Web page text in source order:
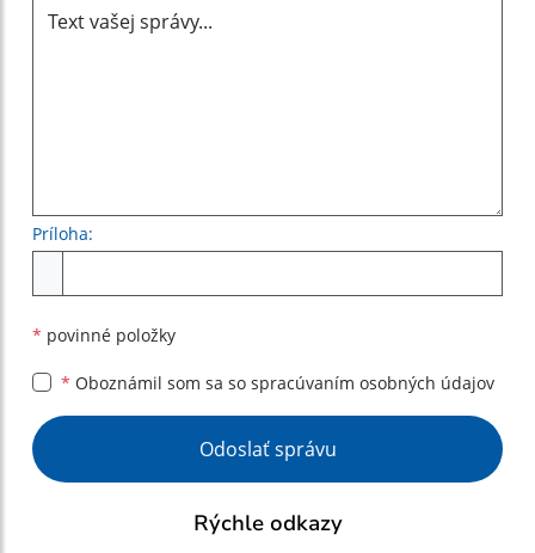
Príloha:
* povinné položky
* Oboznámil som sa so spracúvaním osobných údajov
Google reCaptcha Response
Odoslať správu
Rýchle odkazy